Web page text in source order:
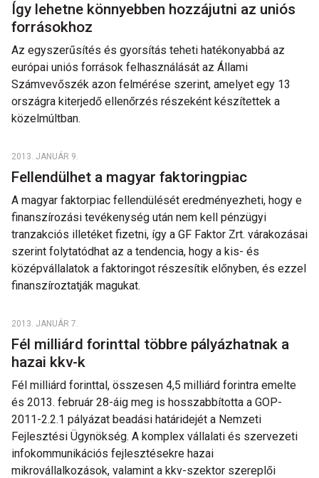
Így lehetne könnyebben hozzájutni az uniós
forrásokhoz
Az egyszerűsítés és gyorsítás teheti hatékonyabbá az
európai uniós források felhasználását az Állami
Számvevőszék azon felmérése szerint, amelyet egy 13
országra kiterjedő ellenőrzés részeként készítettek a
közelmúltban.
2013. JANUÁR 9.
Fellendülhet a magyar faktoringpiac
A magyar faktorpiac fellendülését eredményezheti, hogy e
finanszírozási tevékenység után nem kell pénzügyi
tranzakciós illetéket fizetni, így a GF Faktor Zrt. várakozásai
szerint folytatódhat az a tendencia, hogy a kis- és
középvállalatok a faktoringot részesítik előnyben, és ezzel
finanszíroztatják magukat.
2013. JANUÁR 7.
Fél milliárd forinttal többre pályázhatnak a
hazai kkv-k
Fél milliárd forinttal, összesen 4,5 milliárd forintra emelte
és 2013. február 28-áig meg is hosszabbította a GOP-
2011-2.2.1 pályázat beadási határidejét a Nemzeti
Fejlesztési Ügynökség. A komplex vállalati és szervezeti
infokommunikációs fejlesztésekre hazai
mikrovállalkozások, valamint a kkv-szektor szereplői